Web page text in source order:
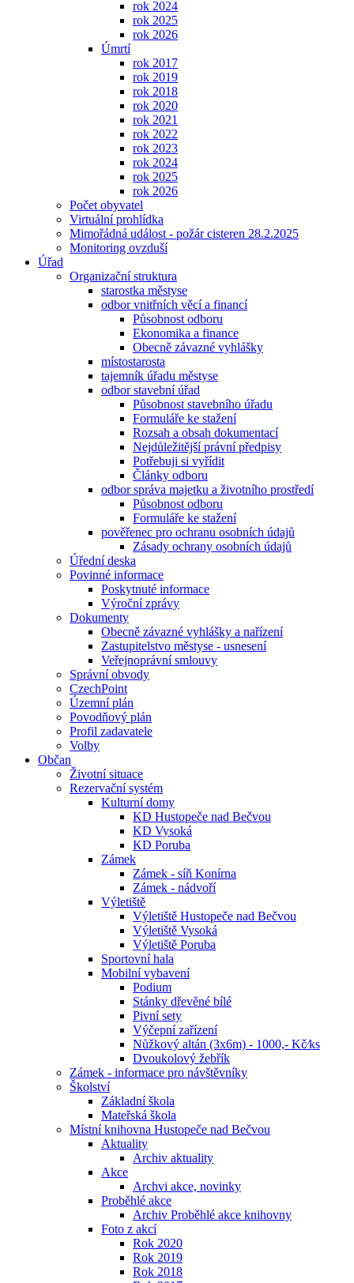
rok 2024
rok 2025
rok 2026
Úmrtí
rok 2017
rok 2019
rok 2018
rok 2020
rok 2021
rok 2022
rok 2023
rok 2024
rok 2025
rok 2026
Počet obyvatel
Virtuální prohlídka
Mimořádná událost - požár cisteren 28.2.2025
Monitoring ovzduší
Úřad
Organizační struktura
starostka městyse
odbor vnitřních věcí a financí
Působnost odboru
Ekonomika a finance
Obecně závazné vyhlášky
místostarosta
tajemník úřadu městyse
odbor stavební úřad
Působnost stavebního úřadu
Formuláře ke stažení
Rozsah a obsah dokumentací
Nejdůležitější právní předpisy
Potřebuji si vyřídit
Články odboru
odbor správa majetku a životního prostředí
Působnost odboru
Formuláře ke stažení
pověřenec pro ochranu osobních údajů
Zásady ochrany osobních údajů
Úřední deska
Povinné informace
Poskytnuté informace
Výroční zprávy
Dokumenty
Obecně závazné vyhlášky a nařízení
Zastupitelstvo městyse - usnesení
Veřejnoprávní smlouvy
Správní obvody
CzechPoint
Územní plán
Povodňový plán
Profil zadavatele
Volby
Občan
Životní situace
Rezervační systém
Kulturní domy
KD Hustopeče nad Bečvou
KD Vysoká
KD Poruba
Zámek
Zámek - síň Konírna
Zámek - nádvoří
Výletiště
Výletiště Hustopeče nad Bečvou
Výletiště Vysoká
Výletiště Poruba
Sportovní hala
Mobilní vybavení
Podium
Stánky dřevěné bílé
Pivní sety
Výčepní zařízení
Nůžkový altán (3x6m) - 1000,- Kč⁄ks
Dvoukolový žebřík
Zámek - informace pro návštěvníky
Školství
Základní škola
Mateřská škola
Místní knihovna Hustopeče nad Bečvou
Aktuality
Archiv aktuality
Akce
Archvi akce, novinky
Proběhlé akce
Archiv Proběhlé akce knihovny
Foto z akcí
Rok 2020
Rok 2019
Rok 2018